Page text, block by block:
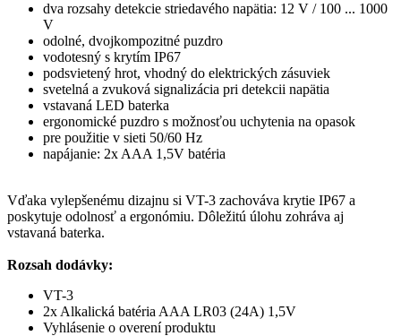
dva rozsahy detekcie striedavého napätia: 12 V / 100 ... 1000
V
odolné, dvojkompozitné puzdro
vodotesný s krytím IP67
podsvietený hrot, vhodný do elektrických zásuviek
svetelná a zvuková signalizácia pri detekcii napätia
vstavaná LED baterka
ergonomické puzdro s možnosťou uchytenia na opasok
pre použitie v sieti 50/60 Hz
napájanie: 2x AAA 1,5V batéria
Vďaka vylepšenému dizajnu si VT-3 zachováva krytie IP67 a
poskytuje odolnosť a ergonómiu. Dôležitú úlohu zohráva aj
vstavaná baterka.
Rozsah dodávky:
VT-3
2x Alkalická batéria AAA LR03 (24A) 1,5V
Vyhlásenie o overeníproduktu